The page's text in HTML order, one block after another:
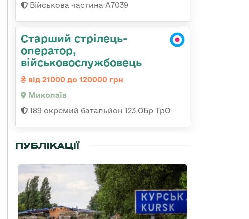
Військова частина А7039
Старший стрілець-
оператор,
військовослужбовець
від 21000 до 120000 грн
Миколаїв
189 окремий батальйон 123 ОБр ТрО
ПУБЛІКАЦІЇ